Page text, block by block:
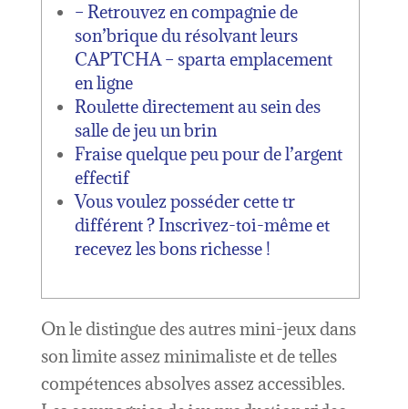
– Retrouvez en compagnie de
son’brique du résolvant leurs
CAPTCHA – sparta emplacement
en ligne
Roulette directement au sein des
salle de jeu un brin
Fraise quelque peu pour de l’argent
effectif
Vous voulez posséder cette tr
différent ? Inscrivez-toi-même et
recevez les bons richesse !
On le distingue des autres mini-jeux dans
son limite assez minimaliste et de telles
compétences absolves assez accessibles.